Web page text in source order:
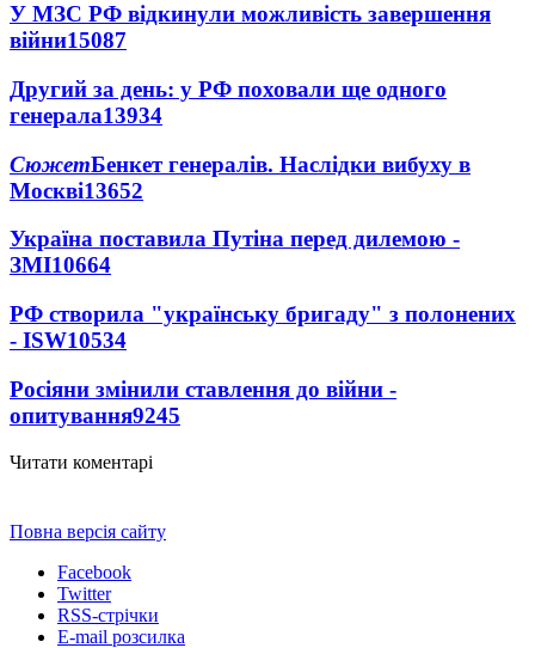
У МЗС РФ відкинули можливість завершення
війни15087
Другий за день: у РФ поховали ще одного
генерала13934
СюжетБенкет генералів. Наслідки вибуху в
Москві13652
Україна поставила Путіна перед дилемою -
ЗМІ10664
РФ створила "українську бригаду" з полонених
- ISW10534
Росіяни змінили ставлення до війни -
опитування9245
Читати коментарі
Повна версія сайту
Facebook
Twitter
RSS-стрічки
E-mail розсилка